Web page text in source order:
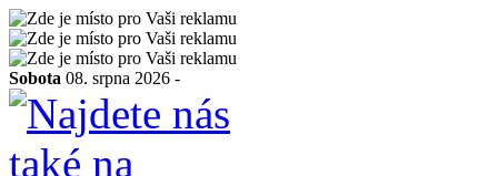
Sobota 08. srpna 2026 -